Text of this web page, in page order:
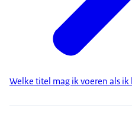
Welke titel mag ik voeren als